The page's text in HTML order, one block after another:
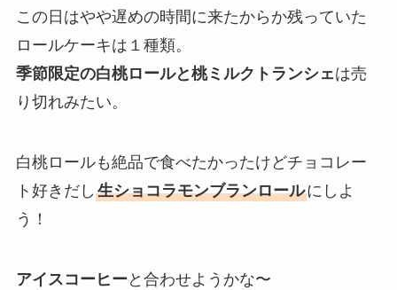
この日はやや遅めの時間に来たからか残っていた
ロールケーキは１種類。
季節限定の白桃ロールと桃ミルクトランシェは売
り切れみたい。
白桃ロールも絶品で食べたかったけどチョコレー
ト好きだし 生ショコラモンブランロールにしよ
う！
アイスコーヒー と合わせようかな〜